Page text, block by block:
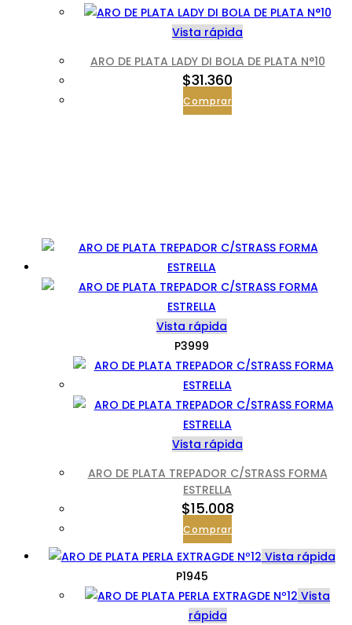
Vista rápida
ARO DE PLATA LADY DI BOLA DE PLATA N°10
$31.360
Comprar
Vista rápida
P3999
Vista rápida
ARO DE PLATA TREPADOR C/STRASS FORMA
ESTRELLA
$15.008
Comprar
Vista rápida
P1945
Vista
rápida